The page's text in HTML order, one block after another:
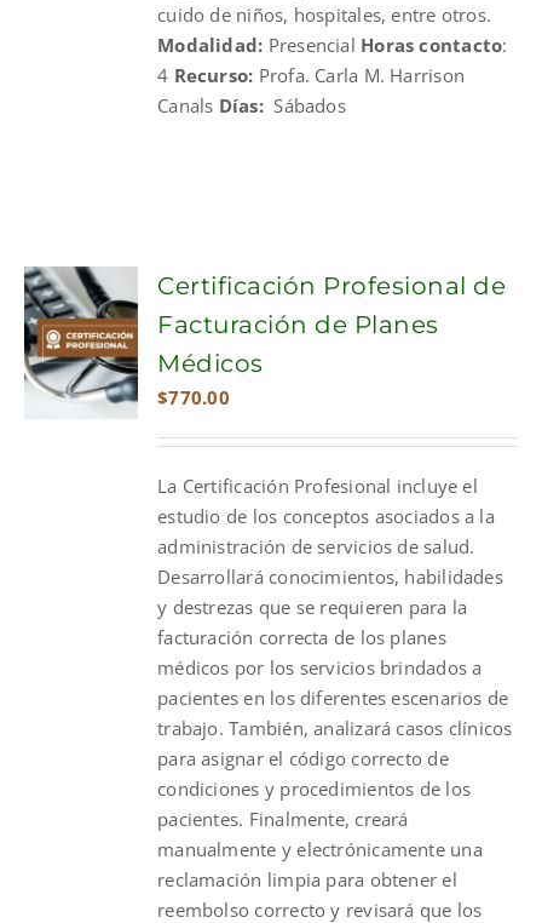
cuido de niños, hospitales, entre otros.
Modalidad: Presencial Horas contacto:
4 Recurso: Profa. Carla M. Harrison
Canals Días:Sábados
ADD TO
CART
Certificación Profesional de
Facturación de Planes
Médicos
$770.00
La Certificación Profesional incluye el
estudio de los conceptos asociados a la
administración de servicios de salud.
Desarrollará conocimientos, habilidades
y destrezas que se requieren para la
facturación correcta de los planes
médicos por los servicios brindados a
pacientes en los diferentes escenarios de
trabajo. También, analizará casos clínicos
para asignar el código correcto de
condiciones y procedimientos de los
pacientes. Finalmente, creará
manualmente y electrónicamente una
reclamación limpia para obtener el
reembolso correcto y revisará que los